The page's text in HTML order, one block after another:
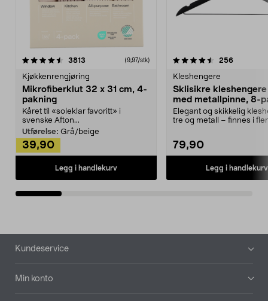
3813 anmeldelser(9,97/stk)
Kjøkkenrengjøring
Mikrofiberklut 32 x 31 cm, 4-
pakning
Kåret til «soleklar favoritt» i
svenske Afton...
Utførelse: Grå/beige
39,90
Legg i handlekurv
4.5av 5 stjerner 256
Kleshengere
Sklisikre
med metallpinne, 8-
Elegant og skikkelig
tre og metall – finnes i
79,90
Legg i handlekurv
4.5av 5 stjerner
Bunntekst
Kundeservice
Min konto